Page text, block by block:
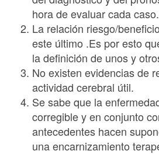
hora de evaluar cada caso.
La relación riesgo/
este último .Es por esto
la definición de unos y
No existen evidencias de
actividad cerebral útil.
Se sabe que la
corregible y en conjunto
antecedentes hacen
una encarnizamiento